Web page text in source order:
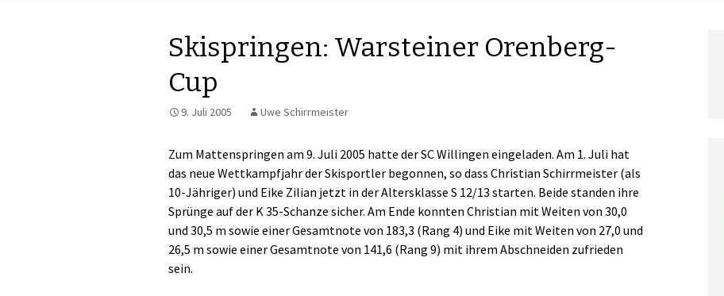
Trainingsangebote
Links
Skispringen: Warsteiner Orenberg-
Cup
9. Juli 2005 Uwe Schirrmeister
Zum Mattenspringen am 9. Juli 2005 hatte der SC Willingen eingeladen. Am 1. Juli hat
das neue Wettkampfjahr der Skisportler begonnen, so dass Christian Schirrmeister (als
10-Jähriger) und Eike Zilian jetzt in der Altersklasse S 12/13 starten. Beide standen ihre
Sprünge auf der K 35-Schanze sicher. Am Ende konnten Christian mit Weiten von 30,0
und 30,5 m sowie einer Gesamtnote von 183,3 (Rang 4) und Eike mit Weiten von 27,0 und
26,5 m sowie einer Gesamtnote von 141,6 (Rang 9) mit ihrem Abschneiden zufrieden
sein.